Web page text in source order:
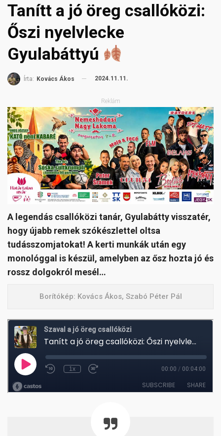
Tanítt a jó öreg csallóközi:
Őszi nyelvlecke
Gyulabáttyú
Írta: Kovács Ákos 2024.11.11.
Reklám
A legendás csallóközi tanár, Gyulabátty visszatér,
hogy újabb remek szókészlettel oltsa
tudásszomjatokat! A kerti munkák után egy
monológgal is készül, amelyben az ősz hozta jó és
rossz dolgokról mesél…
Borítókép: Kovács Ákos, Szabó Péter Pál